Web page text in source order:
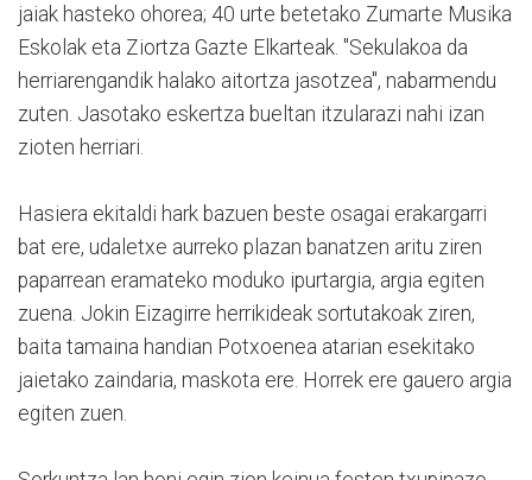
jaiak hasteko ohorea; 40 urte betetako Zumarte Musika
Eskolak eta Ziortza Gazte Elkarteak. "Sekulakoa da
herriarengandik halako aitortza jasotzea", nabarmendu
zuten. Jasotako eskertza bueltan itzularazi nahi izan
zioten herriari.
Hasiera ekitaldi hark bazuen beste osagai erakargarri
bat ere, udaletxe aurreko plazan banatzen aritu ziren
paparrean eramateko moduko ipurtargia, argia egiten
zuena. Jokin Eizagirre herrikideak sortutakoak ziren,
baita tamaina handian Potxoenea atarian esekitako
jaietako zaindaria, maskota ere. Horrek ere gauero argia
egiten zuen.